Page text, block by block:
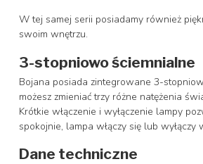
W tej samej serii posiadamy również
swoim wnętrzu.
3-stopniowo ściemnialne
Bojana posiada zintegrowane 3-
możesz zmieniać trzy różne natężenia
Krótkie włączenie i wyłączenie lampy
spokojnie, lampa włączy się lub
Dane techniczne